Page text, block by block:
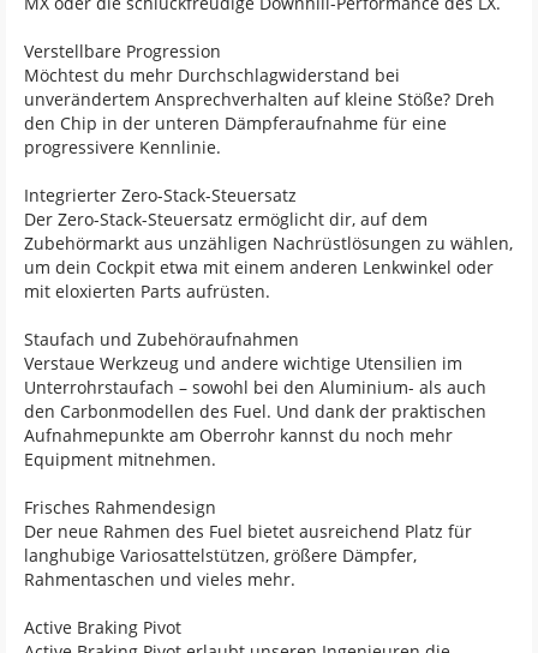
Verstellbare Progression
Möchtest du mehr Durchschlagwiderstand bei
unverändertem Ansprechverhalten auf kleine Stöße? Dreh
den Chip in der unteren Dämpferaufnahme für eine
progressivere Kennlinie.
Integrierter Zero-Stack-Steuersatz
Der Zero-Stack-Steuersatz ermöglicht dir, auf dem
Zubehörmarkt aus unzähligen Nachrüstlösungen zu wählen,
um dein Cockpit etwa mit einem anderen Lenkwinkel oder
mit eloxierten Parts aufrüsten.
Staufach und Zubehöraufnahmen
Verstaue Werkzeug und andere wichtige Utensilien im
Unterrohrstaufach – sowohl bei den Aluminium- als auch
den Carbonmodellen des Fuel. Und dank der praktischen
Aufnahmepunkte am Oberrohr kannst du noch mehr
Equipment mitnehmen.
Frisches Rahmendesign
Der neue Rahmen des Fuel bietet ausreichend Platz für
langhubige Variosattelstützen, größere Dämpfer,
Rahmentaschen und vieles mehr.
Active Braking Pivot